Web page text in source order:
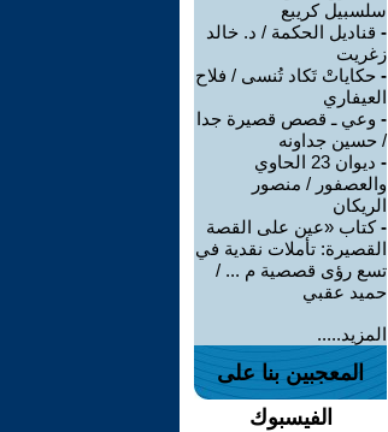
سلسبيل كريبع
- قناديل الحكمة / د. خالد
زغريت
- حكاياتْ تَكاد تُنسى / فلاح
العيفاري
- وعي ـ قصص قصيرة جدا
/ حسين جداونه
-
ديوان 23 الحاوي
والعصفور / منصور
الريكان
-كتاب «عين على القصة
القصيرة: تأملات نقدية في
تسع رؤى قصصية م ... /
حميد عقبي
المزيد.....
المعجبين بنا على
الفيسبوك